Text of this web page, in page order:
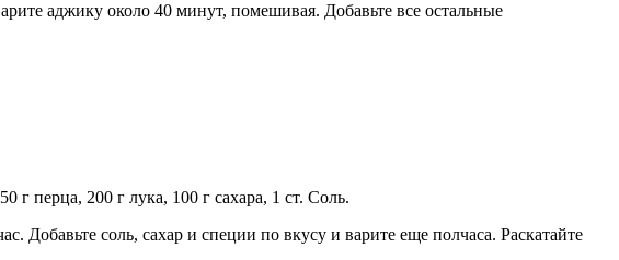
аджику около 40 минут, помешивая. Добавьте все остальные
г перца, 200 г лука, 100 г сахара, 1 ст. Соль.
соль, сахар и специи по вкусу и варите еще полчаса. Раскатайте